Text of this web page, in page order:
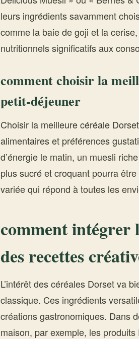
leurs ingrédients savamment
comme la baie de goji et la
nutritionnels significatifs aux
comment choisir la
petit-déjeuner
Choisir la meilleure céréale
alimentaires et préférences
d’énergie le matin, un muesli
plus sucré et croquant pourra
variée qui répond à toutes les
comment intégrer
des recettes
L’intérêt des céréales Dorset va
classique. Ces ingrédients
créations gastronomiques. Dans
maison, par exemple, les